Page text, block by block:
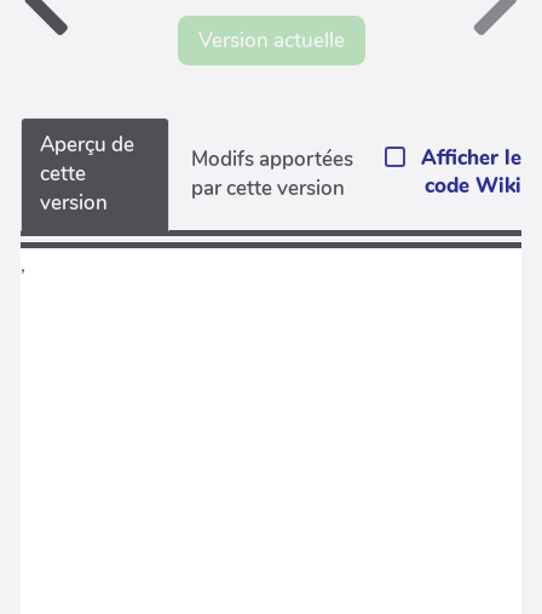
Version actuelle
Aperçu de
cette
version
Modifs apportées
par cette version
Afficher le
code Wiki